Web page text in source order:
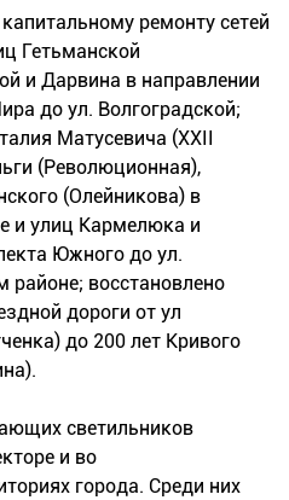
ремонту сетей
Гетьманской
и Дарвина в направлении
до ул. Волгоградской;
Матусевича (ХХІІ
(Революционная),
(Олейникова) в
и улиц Кармелюка и
Южного до ул.
восстановлено
дороги от ул
до 200 лет Кривого
х светильников
и во
города. Среди них